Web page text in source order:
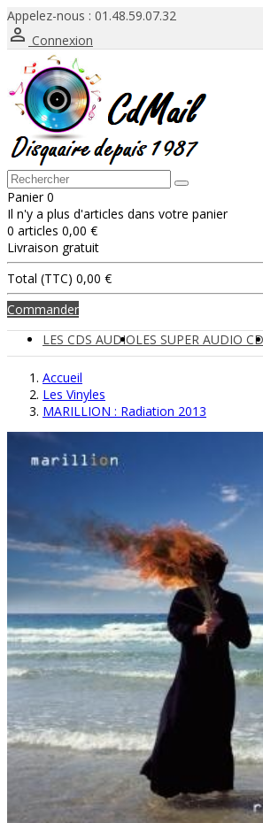
Appelez-nous : 01.48.59.07.32
 Connexion
Panier 0
Il n'y a plus d'articles dans votre panier
0 articles 0,00 €
Livraison gratuit
Total (TTC) 0,00 €
Commander
LES CDS AUDIOLES SUPER AUDIO
Accueil
Les Vinyles
MARILLION : Radiation 2013